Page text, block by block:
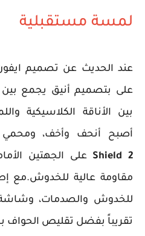
لمسة مستقبلية
عند الحديث عن تصميم ايفون
على بتصميم أنيق يجمع بين
بين الأناقة الكلاسيكية
أصبح أنحف وأخف، ومحمي
Shield 2 على الجهتين
مقاومة عالية للخدوش.مع
للخدوش والصدمات، وشاشة
تقريباً بفضل تقليص